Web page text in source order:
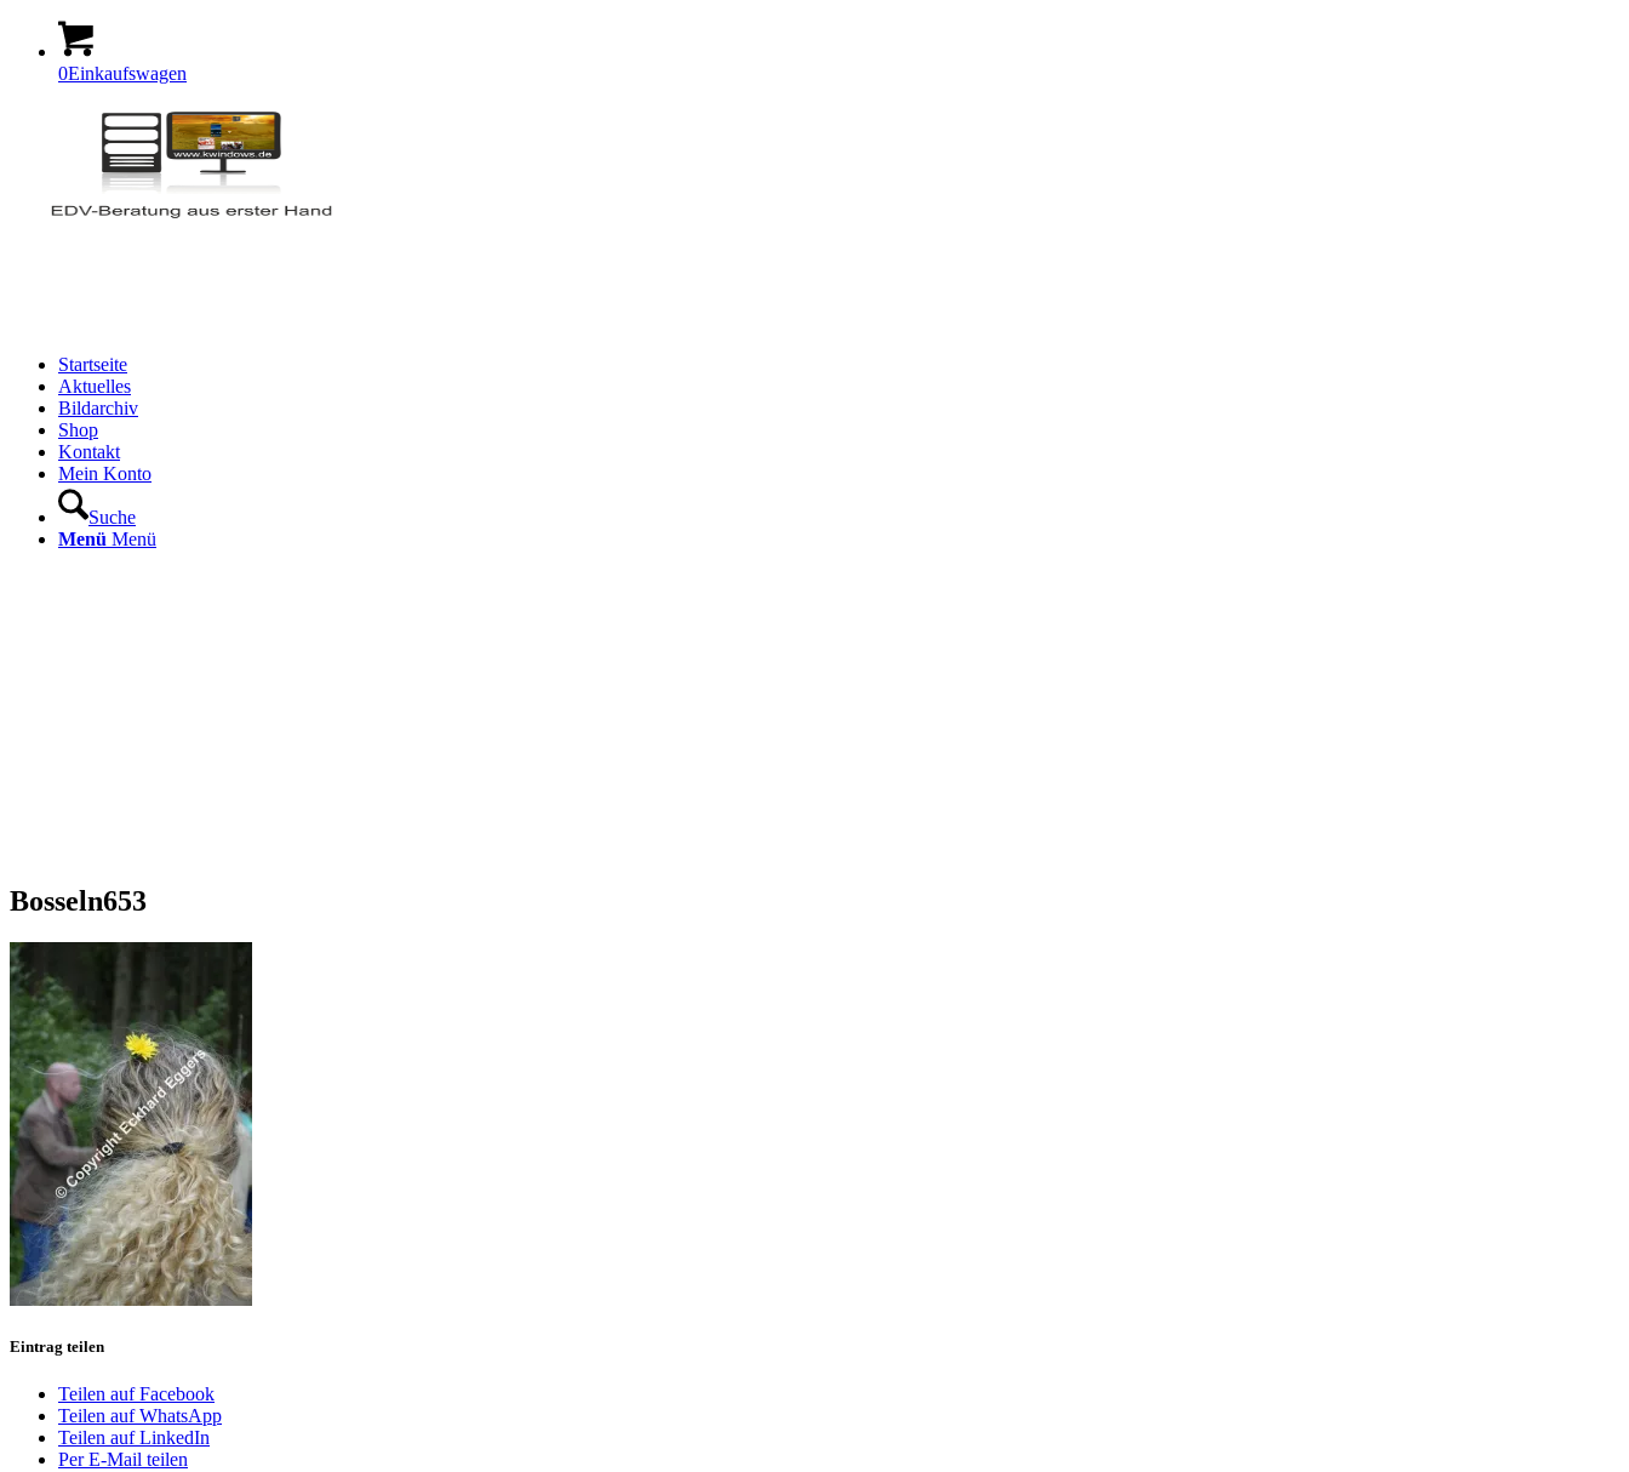
0Einkaufswagen
Startseite
Aktuelles
Bildarchiv
Shop
Kontakt
Mein Konto
Suche
Menü Menü
Bosseln653
Eintrag teilen
Teilen auf Facebook
Teilen auf WhatsApp
Teilen auf LinkedIn
Per E-Mail teilen